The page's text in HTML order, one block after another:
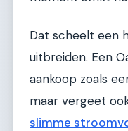
Dat scheelt een
uitbreiden. Een
aankoop zoals
maar vergeet
slimme